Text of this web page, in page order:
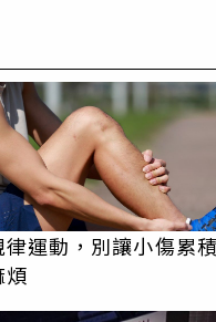
律運動，別讓小傷累
煩